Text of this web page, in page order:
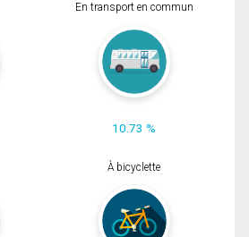
En transport en commun
10.73 %
À bicyclette